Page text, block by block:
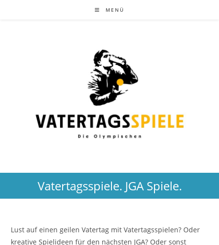
MENÜ
Vatertagsspiele. JGA Spiele.
Lust auf einen geilen Vatertag mit Vatertagsspielen? Oder
kreative Spielideen für den nächsten JGA? Oder sonst